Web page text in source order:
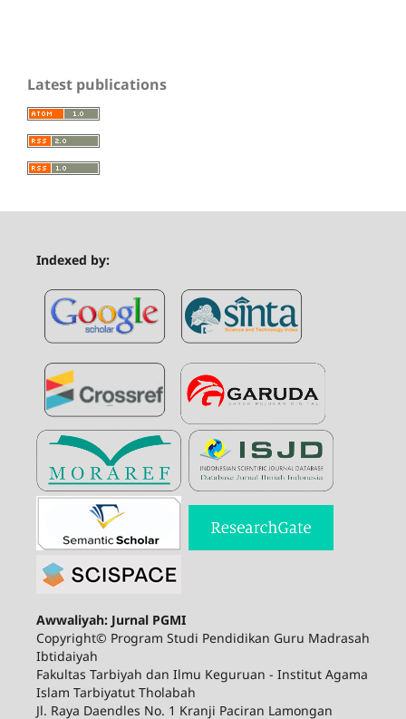
Latest publications
Indexed by:
Awwaliyah: Jurnal PGMI
Copyright© Program Studi Pendidikan Guru Madrasah
Ibtidaiyah
Fakultas Tarbiyah dan Ilmu Keguruan - Institut Agama
Islam Tarbiyatut Tholabah
Jl. Raya Daendles No. 1 Kranji Paciran Lamongan